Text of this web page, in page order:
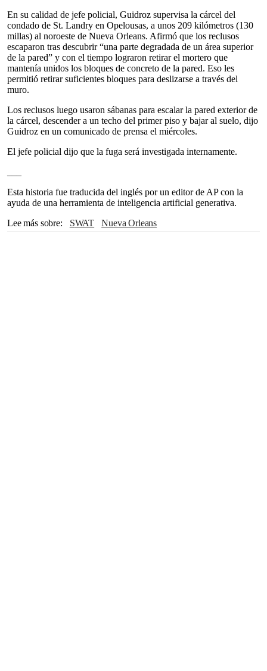
En su calidad de jefe policial, Guidroz supervisa la cárcel del
condado de St. Landry en Opelousas, a unos 209 kilómetros (130
millas) al noroeste de Nueva Orleans. Afirmó que los reclusos
escaparon tras descubrir “una parte degradada de un área superior
de la pared” y con el tiempo lograron retirar el mortero que
mantenía unidos los bloques de concreto de la pared. Eso les
permitió retirar suficientes bloques para deslizarse a través del
muro.
Los reclusos luego usaron sábanas para escalar la pared exterior de
la cárcel, descender a un techo del primer piso y bajar al suelo, dijo
Guidroz en un comunicado de prensa el miércoles.
El jefe policial dijo que la fuga será investigada internamente.
Esta historia fue traducida del inglés por un editor de AP con la
ayuda de una herramienta de inteligencia artificial generativa.
Lee más sobre
SWAT Nueva Orleans